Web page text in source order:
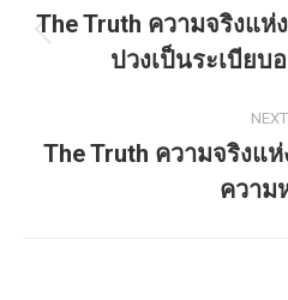
navigation
The Truth ความจริงแห่
ปวงเป็นระเบียบ
NEXT
The Truth ความจริงแ
ความ